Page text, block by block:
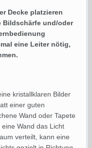
Decke platzieren
Bildschärfe und/oder
eine Leiter nötig,
kristallklaren Bilder
einer guten
Wand oder Tapete
Wand das Licht
verteilt, kann eine